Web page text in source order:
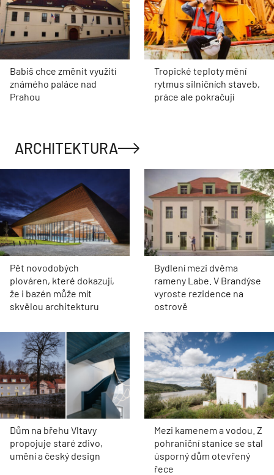
Babiš chce změnit využití
známého paláce nad
Prahou
Tropické teploty mění
rytmus silničních staveb,
práce ale pokračují
ARCHITEKTURA
Pět novodobých
plováren, které dokazují,
že i bazén může mít
skvělou architekturu
Bydlení mezi dvěma
rameny Labe. V Brandýse
vyroste rezidence na
ostrově
Dům na břehu Vltavy
propojuje staré zdivo,
umění a český design
Mezi kamenem a vodou. Z
pohraniční stanice se stal
úsporný dům otevřený
řece